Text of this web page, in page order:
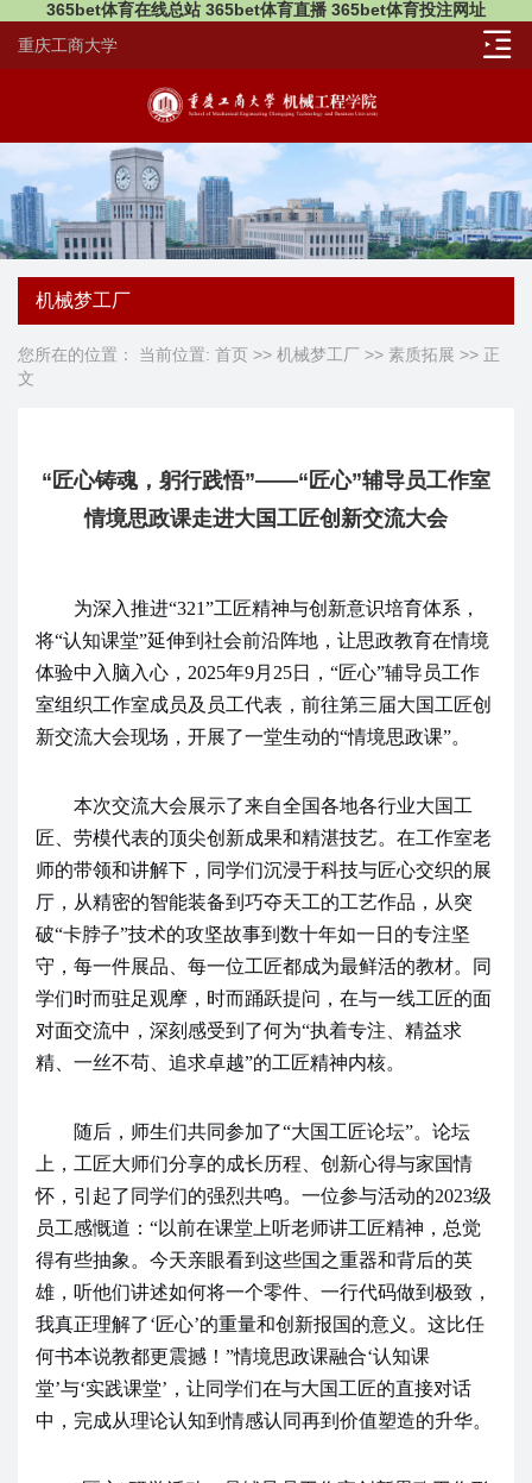
365bet体育在线总站 365bet体育直播 365bet体育投注网址
重庆工商大学
机械梦工厂
您所在的位置： 当前位置: 首页 >> 机械梦工厂 >> 素质拓展 >> 正
文
“匠心铸魂，躬行践悟”——“匠心”辅导员工作室
情境思政课走进大国工匠创新交流大会
为深入推进“321”工匠精神与创新意识培育体系，
将“认知课堂”延伸到社会前沿阵地，让思政教育在情境
体验中入脑入心， 2025年9月 25日，“匠心”辅导员工作
室组织工作室成员及员工代表，前往第三届大国工匠创
新交流大会现场，开展了一堂生动的“情境思政课”。
本次交流大会展示了来自全国各地各行业大国工
匠、劳模代表的顶尖创新成果和精湛技艺。在工作室老
师的带领和讲解下，同学们沉浸于科技与匠心交织的展
厅，从精密的智能装备到巧夺天工的工艺作品，从突
破“卡脖子”技术的攻坚故事到数十年如一日的专注坚
守，每一件展品、每一位工匠都成为最鲜活的教材。同
学们时而驻足观摩，时而踊跃提问，在与一线工匠的面
对面交流中，深刻感受到了何为“执着专注、精益求
精、一丝不苟、追求卓越”的工匠精神内核。
随后，师生们共同参加了“大国工匠论坛”。论坛
上，工匠大师们分享的成长历程、创新心得与家国情
怀，引起了同学们的强烈共鸣。一位参与活动的2023级
员工感慨道：“以前在课堂上听老师讲工匠精神，总觉
得有些抽象。今天亲眼看到这些国之重器和背后的英
雄，听他们讲述如何将一个零件、一行代码做到极致，
我真正理解了‘匠心’的重量和创新报国的意义。这比任
何书本说教都更震撼！”情境思政课融合‘认知课
堂’与‘实践课堂’，让同学们在与大国工匠的直接对话
中，完成从理论认知到情感认同再到价值塑造的升华。